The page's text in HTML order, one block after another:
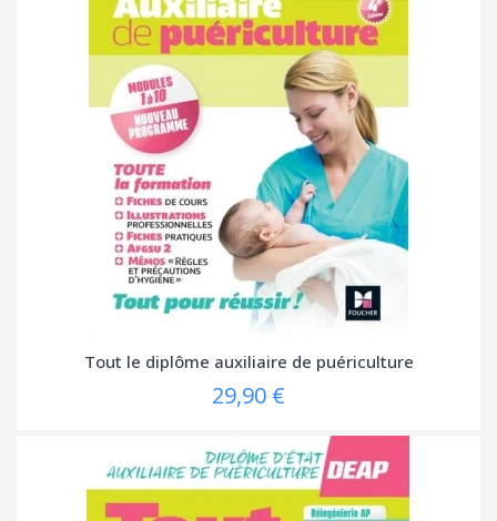
Tout le diplôme auxiliaire de puériculture
29,90 €